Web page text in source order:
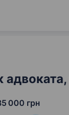
офісі .
000 грн